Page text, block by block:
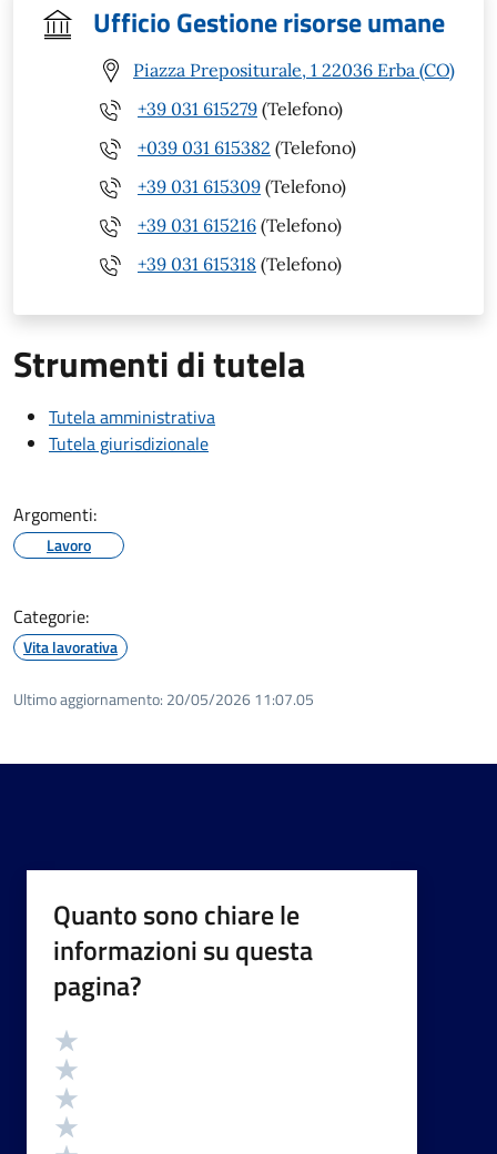
Ufficio Gestione risorse umane
Piazza Prepositurale, 1 22036 Erba (CO)
+39 031 615279 (Telefono)
+039 031 615382 (Telefono)
+39 031 615309 (Telefono)
+39 031 615216 (Telefono)
+39 031 615318 (Telefono)
Strumenti di tutela
Tutela amministrativa
Tutela giurisdizionale
Argomenti:
Lavoro
Categorie:
Vita lavorativa
Ultimo aggiornamento: 20/05/2026 11:07.05
Quanto sono chiare le
informazioni su questa
pagina?
Valutazione